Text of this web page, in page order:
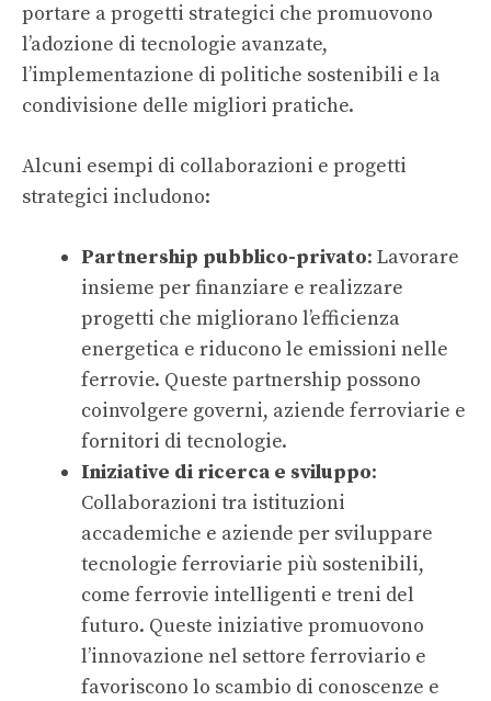
portare a progetti strategici che promuovono
l’adozione di tecnologie avanzate,
l’implementazione di politiche sostenibili e la
condivisione delle migliori pratiche.
Alcuni esempi di collaborazioni e progetti
strategici includono:
Partnership pubblico-privato: Lavorare
insieme per finanziare e realizzare
progetti che migliorano l’efficienza
energetica e riducono le emissioni nelle
ferrovie. Queste partnership possono
coinvolgere governi, aziende ferroviarie e
fornitori di tecnologie.
Iniziative di ricerca e sviluppo:
Collaborazioni tra istituzioni
accademiche e aziende per sviluppare
tecnologie ferroviarie più sostenibili,
come ferrovie intelligenti e treni del
futuro. Queste iniziative promuovono
l’innovazione nel settore ferroviario e
favoriscono lo scambio di conoscenze e